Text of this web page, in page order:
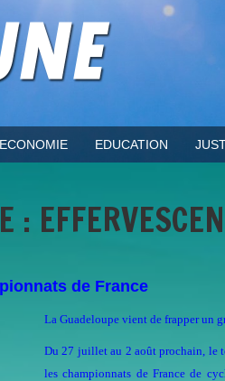
ECONOMIE EDUCATION
:
de France
La Guadeloupe vient de frapper un
Du 27 juillet au 2 août prochain, le
les championnats de France de